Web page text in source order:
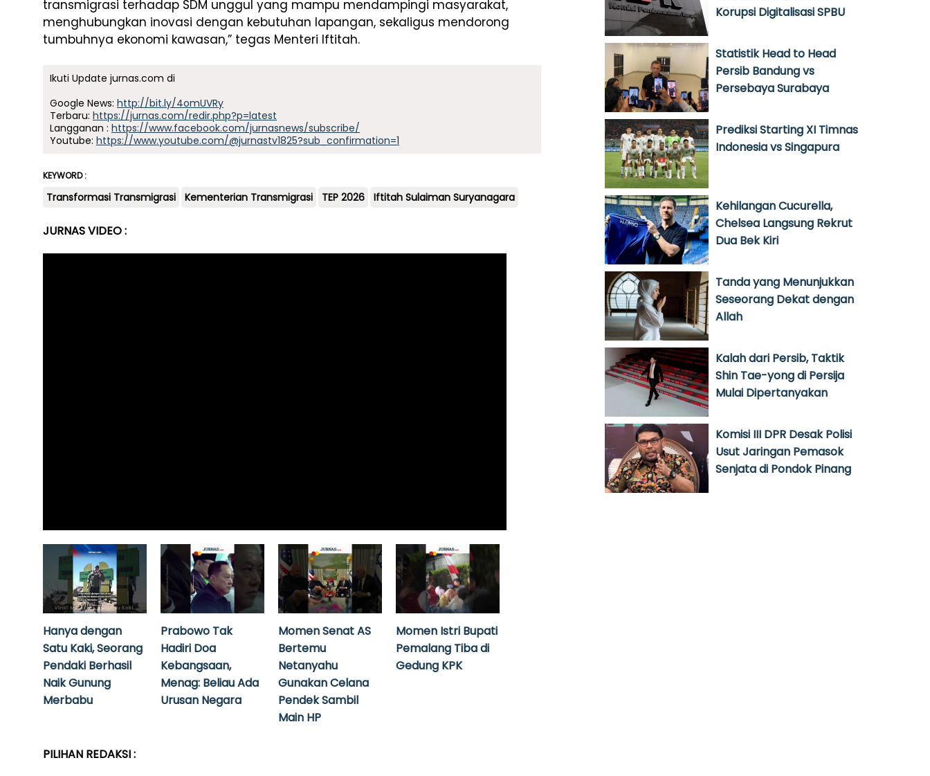
transmigrasi terhadap SDM unggul yang mampu mendampingi masyarakat,
menghubungkan inovasi dengan kebutuhan lapangan, sekaligus mendorong
tumbuhnya ekonomi kawasan,” tegas Menteri Iftitah.
Ikuti Update jurnas.com di
Google News: http://bit.ly/4omUVRy
Terbaru: https://jurnas.com/redir.php?p=latest
Langganan : https://www.facebook.com/jurnasnews/subscribe/
Youtube: https://www.youtube.com/@jurnastv1825?sub_confirmation=1
KEYWORD :
Transformasi Transmigrasi Kementerian Transmigrasi TEP 2026 Iftitah Sulaiman Suryanagara
JURNAS VIDEO :
Hanya dengan
Satu Kaki, Seorang
Pendaki Berhasil
Naik Gunung
Merbabu
Prabowo Tak
Hadiri Doa
Kebangsaan,
Menag: Beliau Ada
Urusan Negara
Momen Senat AS
Bertemu
Netanyahu
Gunakan Celana
Pendek Sambil
Main HP
Momen Istri Bupati
Pemalang Tiba di
Gedung KPK
PILIHAN REDAKSI :
Korupsi Digitalisasi SPBU
Statistik Head to Head
Persib Bandung vs
Persebaya Surabaya
Prediksi Starting XI Timnas
Indonesia vs Singapura
Kehilangan Cucurella,
Chelsea Langsung Rekrut
Dua Bek Kiri
Tanda yang Menunjukkan
Seseorang Dekat dengan
Allah
Kalah dari Persib, Taktik
Shin Tae-yong di Persija
Mulai Dipertanyakan
Komisi III DPR Desak Polisi
Usut Jaringan Pemasok
Senjata di Pondok Pinang